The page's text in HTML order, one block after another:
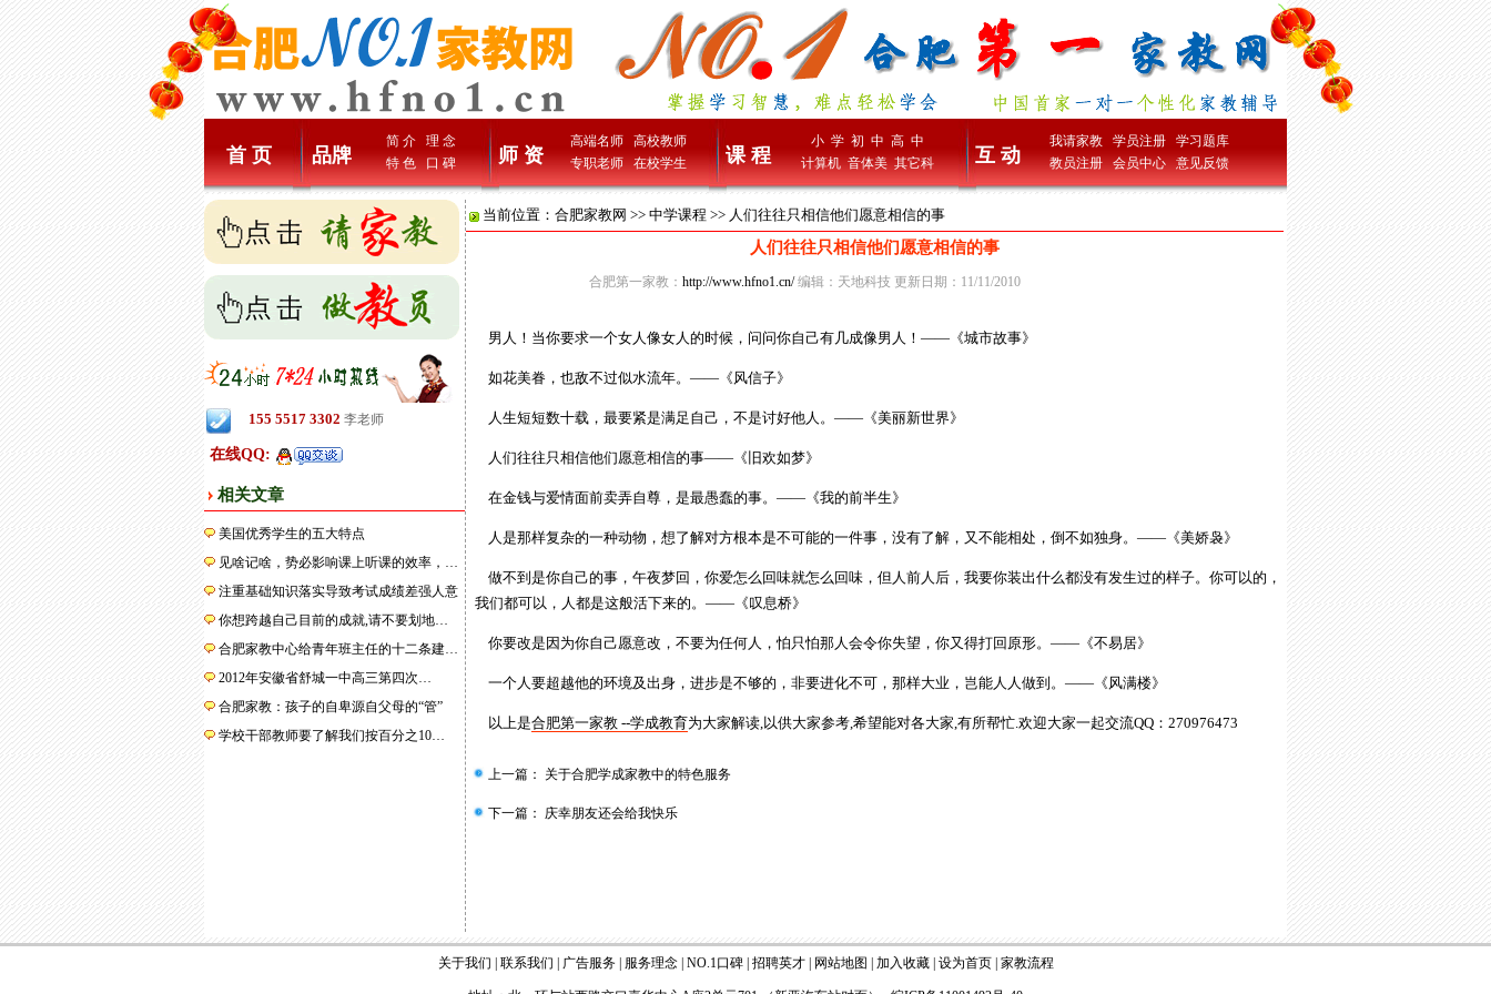
首 页 品牌
简 介
理 念
特 色
口 碑 师 资
高端名师
高校教师
专职老师
在校学生 课 程
小 学 初 中 高 中
计算机 音体美 其它科 互 动
我请家教 学员注册
学习题库
教员注册
会员中心 意见反馈
155 5517 3302 李老师
在线QQ:
相关文章
美国优秀学生的五大特点
见啥记啥，势必影响课上听课的效率，…
注重基础知识落实导致考试成绩差强人意
你想跨越自己目前的成就,请不要划地…
合肥家教中心给青年班主任的十二条建…
2012年安徽省舒城一中高三第四次…
合肥家教：孩子的自卑源自父母的“管”
学校干部教师要了解我们按百分之10…
当前位置： 合肥家教网 >> 中学课程 >> 人们往往只相信他们愿意相信的事
人们往往只相信他们愿意相信的事
合肥第一家教： http://www.hfno1.cn/编辑：天地科技 更新日期：11/11/2010
男人！当你要求一个女人像女人的时候，问问你自己有几成像男人！——《城市故事》
如花美眷，也敌不过似水流年。——《风信子》
人生短短数十载，最要紧是满足自己，不是讨好他人。——《美丽新世界》
人们往往只相信他们愿意相信的事——《旧欢如梦》
在金钱与爱情面前卖弄自尊，是最愚蠢的事。——《我的前半生》
人是那样复杂的一种动物，想了解对方根本是不可能的一件事，没有了解，又不能相处，倒不如独身。——《美娇袅》
做不到是你自己的事，午夜梦回，你爱怎么回味就怎么回味，但人前人后，我要你装出什么都没有发生过的样子。你可以的，
我们都可以，人都是这般活下来的。——《叹息桥》
你要改是因为你自己愿意改，不要为任何人，怕只怕那人会令你失望，你又得打回原形。——《不易居》
一个人要超越他的环境及出身，进步是不够的，非要进化不可，那样大业，岂能人人做到。——《风满楼》
以上是合肥第一家教 --学成教育为大家解读,以供大家参考,希望能对各大家,有所帮忙.欢迎大家一起交流QQ：270976473
上一篇： 关于合肥学成家教中的特色服务
下一篇： 庆幸朋友还会给我快乐
关于我们 联系我们 广告服务| 服务理念| NO.1口碑| 招聘英才| 网站地图 加入收藏| 设为首页| 家教流程